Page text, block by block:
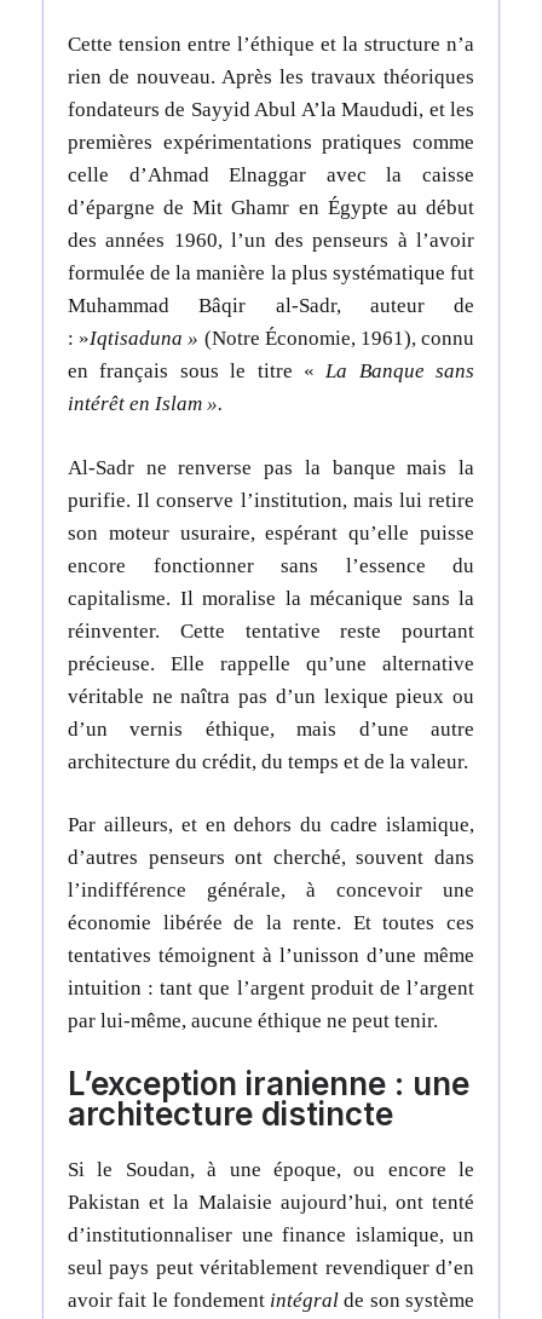
Cette tension entre l’éthique et la structure n’a
rien de nouveau. Après les travaux théoriques
fondateurs de Sayyid Abul A’la Maududi, et les
premières expérimentations pratiques comme
celle d’Ahmad Elnaggar avec la caisse
d’épargne de Mit Ghamr en Égypte au début
des années 1960, l’un des penseurs à l’avoir
formulée de la manière la plus systématique fut
Muhammad Bâqir al-Sadr, auteur de
: »Iqtisaduna » (Notre Économie, 1961), connu
en français sous le titre «La Banque sans
intérêt en Islam ».
Al-Sadr ne renverse pas la banque mais la
purifie. Il conserve l’institution, mais lui retire
son moteur usuraire, espérant qu’elle puisse
encore fonctionner sans l’essence du
capitalisme. Il moralise la mécanique sans la
réinventer. Cette tentative reste pourtant
précieuse. Elle rappelle qu’une alternative
véritable ne naîtra pas d’un lexique pieux ou
d’un vernis éthique, mais d’une autre
architecture du crédit, du temps et de la valeur.
Par ailleurs, et en dehors du cadre islamique,
d’autres penseurs ont cherché, souvent dans
l’indifférence générale, à concevoir une
économie libérée de la rente. Et toutes ces
tentatives témoignent à l’unisson d’une même
intuition : tant que l’argent produit de l’argent
par lui-même, aucune éthique ne peut tenir.
L’exception iranienne : une
architecture distincte
Si le Soudan, à une époque, ou encore le
Pakistan et la Malaisie aujourd’hui, ont tenté
d’institutionnaliser une finance islamique, un
seul pays peut véritablement revendiquer d’en
avoir fait le fondement intégral de son système